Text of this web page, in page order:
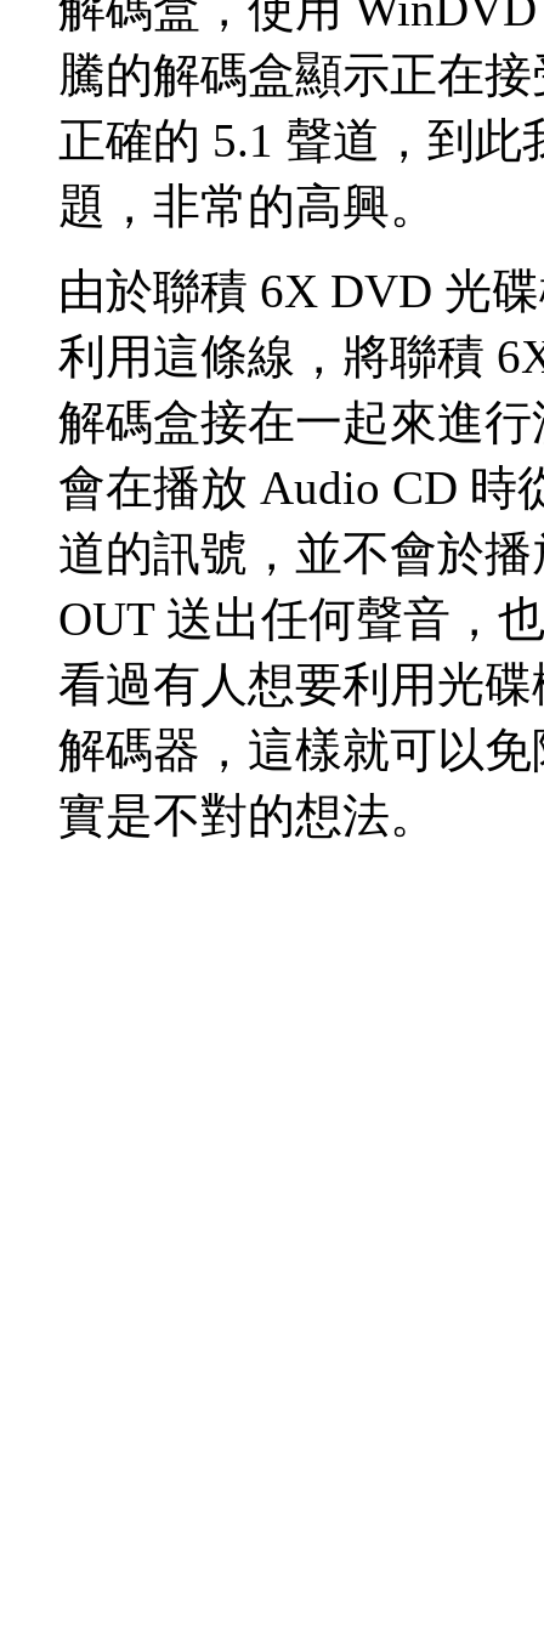
騰的解碼盒顯示正在
正確的 5.1 聲道，到
題，非常的高興。
由於聯積 6X DVD 光
利用這條線，將聯積
解碼盒接在一起來進
會在播放 Audio CD 時
道的訊號，並不會於
OUT 送出任何聲音，
看過有人想要利用光
解碼器，這樣就可以
實是不對的想法。